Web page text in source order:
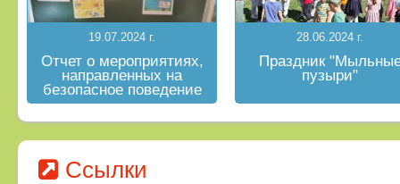
19.07.2024 г.
Отчет о мероприятиях,
направленных на
безопасное поведение
на водных объектах в
летний период
28.06.2024 г.
Праздник
пузыри"
Ссылки